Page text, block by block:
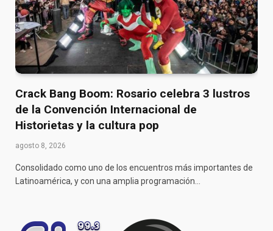
Crack Bang Boom: Rosario celebra 3 lustros
de la Convención Internacional de
Historietas y la cultura pop
agosto 8, 2026
Consolidado como uno de los encuentros más importantes de
Latinoamérica, y con una amplia programación…